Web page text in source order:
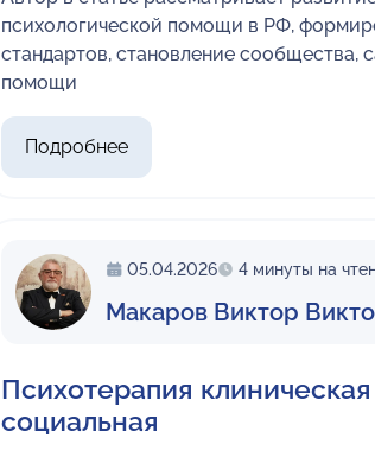
психологической помощи в РФ,
стандартов, становление сообщества,
помощи
Подробнее
05.04.2026 4 минуты на
Макаров Виктор
Психотерапия
социальная